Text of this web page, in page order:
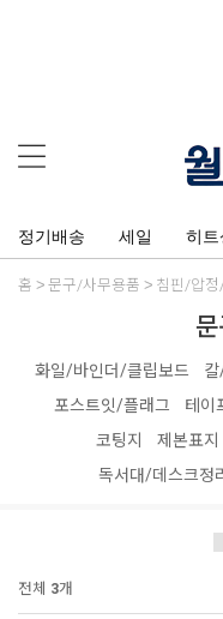
정기배송 세일 히트
홈 문구/사무용품 침핀/압정
화일/바인더/클립보드
포스트잇/플래그
테이
코팅지
제본표지
독서대/데스크정
전체 3개